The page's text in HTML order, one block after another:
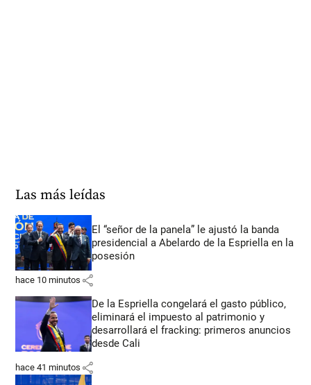
Las más leídas
El “señor de la panela” le ajustó la banda
presidencial a Abelardo de la Espriella en la
posesión
hace 10 minutos share
De la Espriella congelará el gasto público,
eliminará el impuesto al patrimonio y
desarrollará el fracking: primeros anuncios
desde Cali
hace 41 minutos share